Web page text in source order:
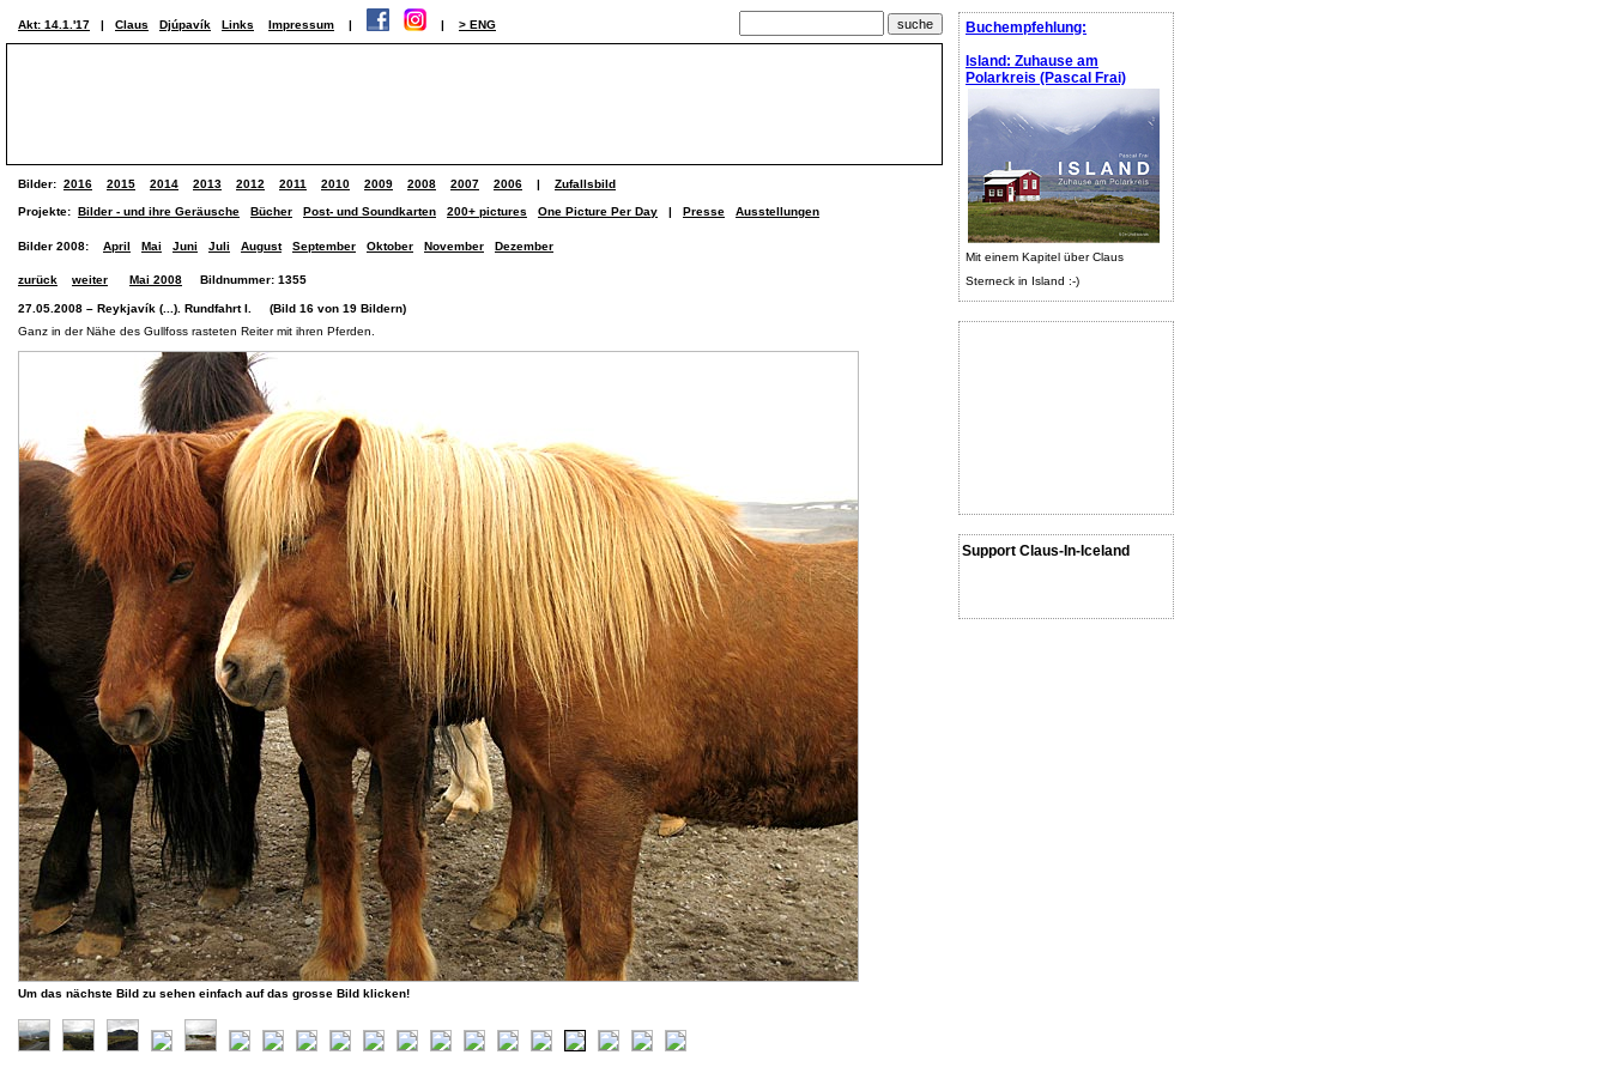
Buchempfehlung:
Island: Zuhause am
Polarkreis (Pascal Frai)
Mit einem Kapitel über Claus
Sterneck in Island :-)
Support Claus-In-Iceland
Akt: 14.1.'17 | Claus Djúpavík Links Impressum | | > ENG
Bilder: 2016 2015 2014 2013 2012 2011 2010 2009 2008 2007 2006 | Zufallsbild
Projekte: Bilder - und ihre Geräusche Bücher Post- und Soundkarten 200+ pictures One Picture Per Day | Presse Ausstellungen
Bilder 2008: April Mai Juni Juli August September Oktober November Dezember
zurück weiter Mai 2008 Bildnummer: 1355
27.05.2008 – Reykjavík (...). Rundfahrt I. (Bild 16 von 19 Bildern)
Ganz in der Nähe des Gullfoss rasteten Reiter mit ihren Pferden.
Um das nächste Bild zu sehen einfach auf das grosse Bild klicken!